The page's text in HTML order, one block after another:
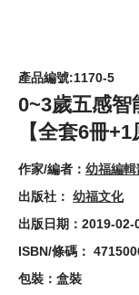
產品編號:1170-5
0~3歲五感
【全套6冊+1
作家/編者： 幼福編輯
出版社： 幼福文化
出版日期：2019-02-
ISBN/條碼：
包裝：盒裝